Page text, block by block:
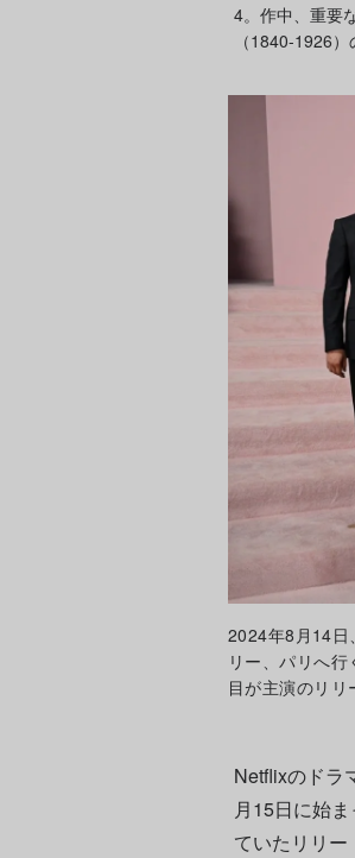
4。作中、重要
（1840-1926）
2024年8月14日
リー、パリへ
目が主演のリ
Netflixのドラ
月15日に始
ていたリリ